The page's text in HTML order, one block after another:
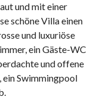
und mit einer
schöne Villa einen
und luxuriöse
ein Gäste-WC
und offene
ein Swimmingpool